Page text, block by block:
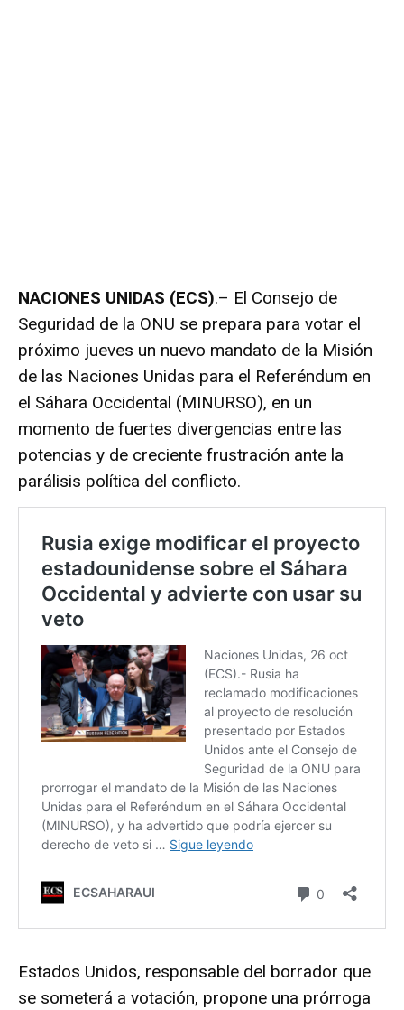
NACIONES UNIDAS (ECS).– El Consejo de
Seguridad de la ONU se prepara para votar el
próximo jueves un nuevo mandato de la Misión
de las Naciones Unidas para el Referéndum en
el Sáhara Occidental (MINURSO), en un
momento de fuertes divergencias entre las
potencias y de creciente frustración ante la
parálisis política del conflicto.
Estados Unidos, responsable del borrador que
se someterá a votación, propone una prórroga